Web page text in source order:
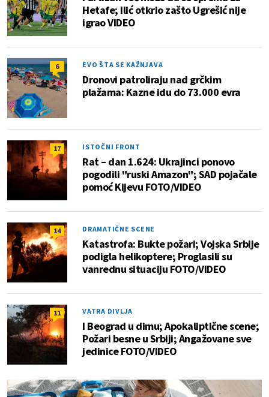
Hetafe; Ilić otkrio zašto Ugrešić nije
igrao VIDEO
6 EVO ŠTA SE KAŽNJAVA
Dronovi patroliraju nad grčkim
plažama: Kazne idu do 73.000 evra
17 ISTOČNI FRONT
Rat – dan 1.624: Ukrajinci ponovo
pogodili "ruski Amazon"; SAD pojačale
pomoć Kijevu FOTO/VIDEO
14 DRAMATIČNE SCENE
Katastrofa: Bukte požari; Vojska Srbije
podigla helikoptere; Proglasili su
vanrednu situaciju FOTO/VIDEO
11 VATRA DIVLJA
I Beograd u dimu; Apokaliptične scene;
Požari besne u Srbiji; Angažovane sve
jedinice FOTO/VIDEO